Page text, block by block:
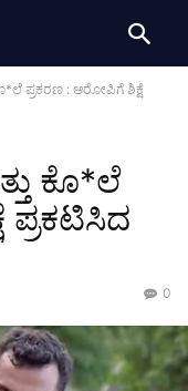
ಪ್ರಕರಣ : ಆರೋಪಿಗೆ ಶಿಕ್ಷೆ
ಕೊ*ಲೆ
ಪ್ರಕಟಿಸಿದ
0